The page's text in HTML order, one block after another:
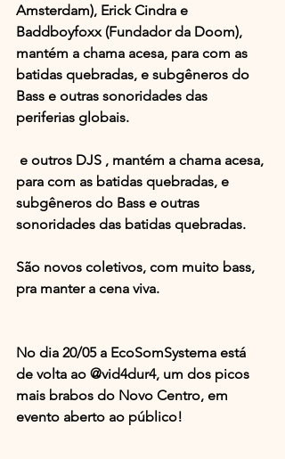
Amsterdam), Erick Cindra e
Baddboyfoxx (Fundador da Doom),
mantém a chama acesa, para com as
batidas quebradas, e subgêneros do
Bass e outras sonoridades das
periferias globais.
para com as batidas quebradas, e
subgêneros do Bass e outras
sonoridades das batidas quebradas.
São novos coletivos, com muito bass,
pra manter a cena viva.
No dia 20/05 a EcoSomSystema está
de volta ao @vid4dur4, um dos picos
mais brabos do Novo Centro, em
evento aberto ao público!